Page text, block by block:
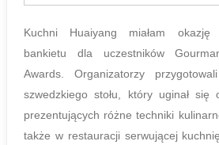
Kuchni Huaiyang miałam okazję
bankietu dla uczestników
Awards. Organizatorzy
szwedzkiego stołu, który uginał
prezentujących różne techniki
także w restauracji serwującej